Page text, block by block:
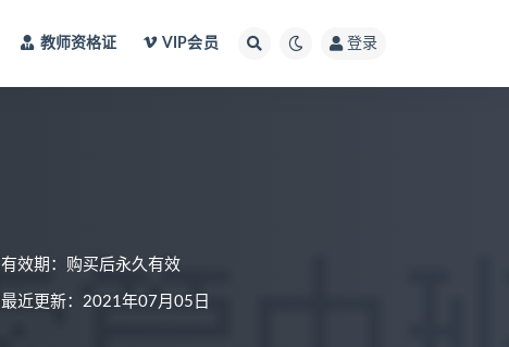
教师资格证 VIP会员 登录
有效期：购买后永久有效
最近更新：2021年07月05日